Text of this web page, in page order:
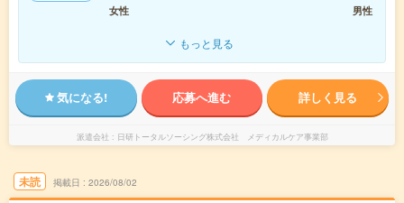
女性
男性
もっと見る
気になる! 応募へ進む 詳しく見る
派遣会社 日研トータルソーシング株式会社 メディカルケア事業部
未読 掲載日 2026/08/02